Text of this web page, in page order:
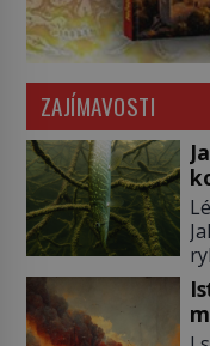
ZAJÍMAVOSTI